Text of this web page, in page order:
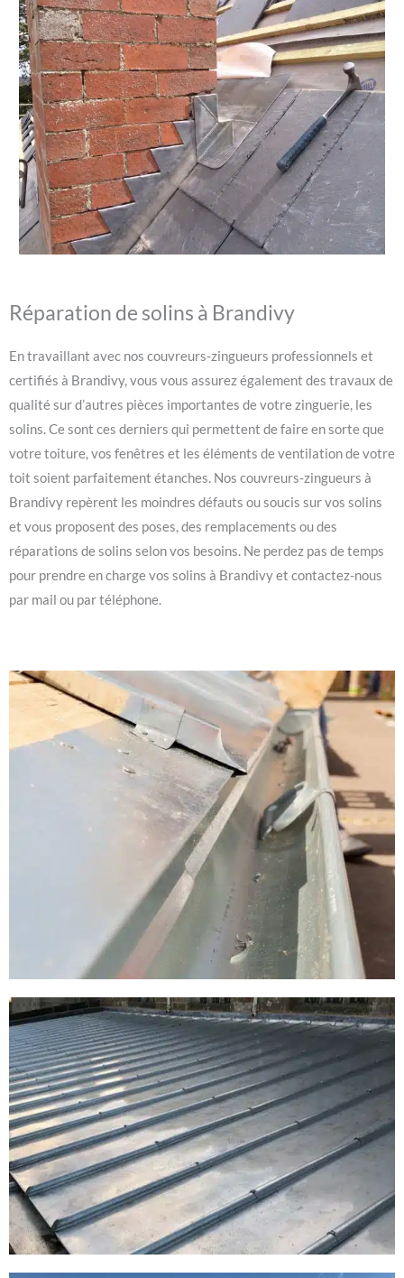
Réparation de solins à Brandivy
En travaillant avec nos couvreurs-zingueurs professionnels et
certifiés à Brandivy, vous vous assurez également des travaux de
qualité sur d’autres pièces importantes de votre zinguerie, les
solins. Ce sont ces derniers qui permettent de faire en sorte que
votre toiture, vos fenêtres et les éléments de ventilation de votre
toit soient parfaitement étanches. Nos couvreurs-zingueurs à
Brandivy repèrent les moindres défauts ou soucis sur vos solins
et vous proposent des poses, des remplacements ou des
réparations de solins selon vos besoins. Ne perdez pas de temps
pour prendre en charge vos solins à Brandivy et contactez-nous
par mail ou par téléphone.